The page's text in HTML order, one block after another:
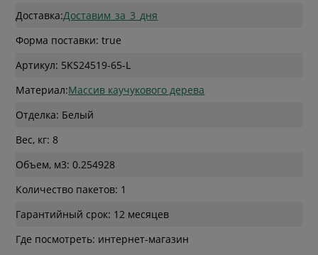
Доставка:Доставим_за_3_дня
Форма поставки: true
Артикул: 5KS24519-65-L
Материал:Массив каучукового дерева
Отделка: Белый
Вес, кг: 8
Объем, м3: 0.254928
Количество пакетов: 1
Гарантийный срок: 12 месяцев
Где посмотреть: интернет-магазин